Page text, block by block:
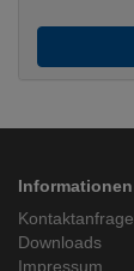
Informationen
Kontaktanfrage
Downloads
Impressum